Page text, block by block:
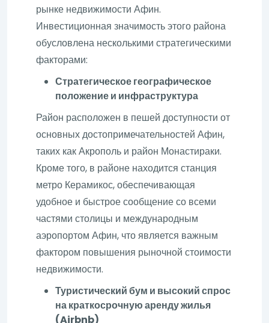
рынке недвижимости Афин.
Инвестиционная значимость этого района
обусловлена ​​несколькими стратегическими
факторами:
Стратегическое географическое
положение и инфраструктура
Район расположен в пешей доступности от
основных достопримечательностей Афин,
таких как Акрополь и район Монастираки.
Кроме того, в районе находится станция
метро Керамикос, обеспечивающая
удобное и быстрое сообщение со всеми
частями столицы и международным
аэропортом Афин, что является важным
фактором повышения рыночной стоимости
недвижимости.
Туристический бум и высокий спрос
на краткосрочную аренду жилья
(Airbnb)